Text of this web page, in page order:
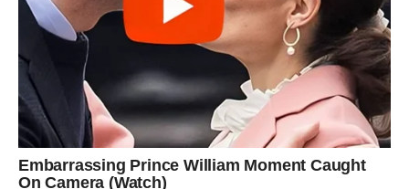
Slobodne Ribe imaju veliku šansu da započnu novu
ljubavnu priču – i to sa osobom koja će ih razumeti na
veoma dubokom nivou.